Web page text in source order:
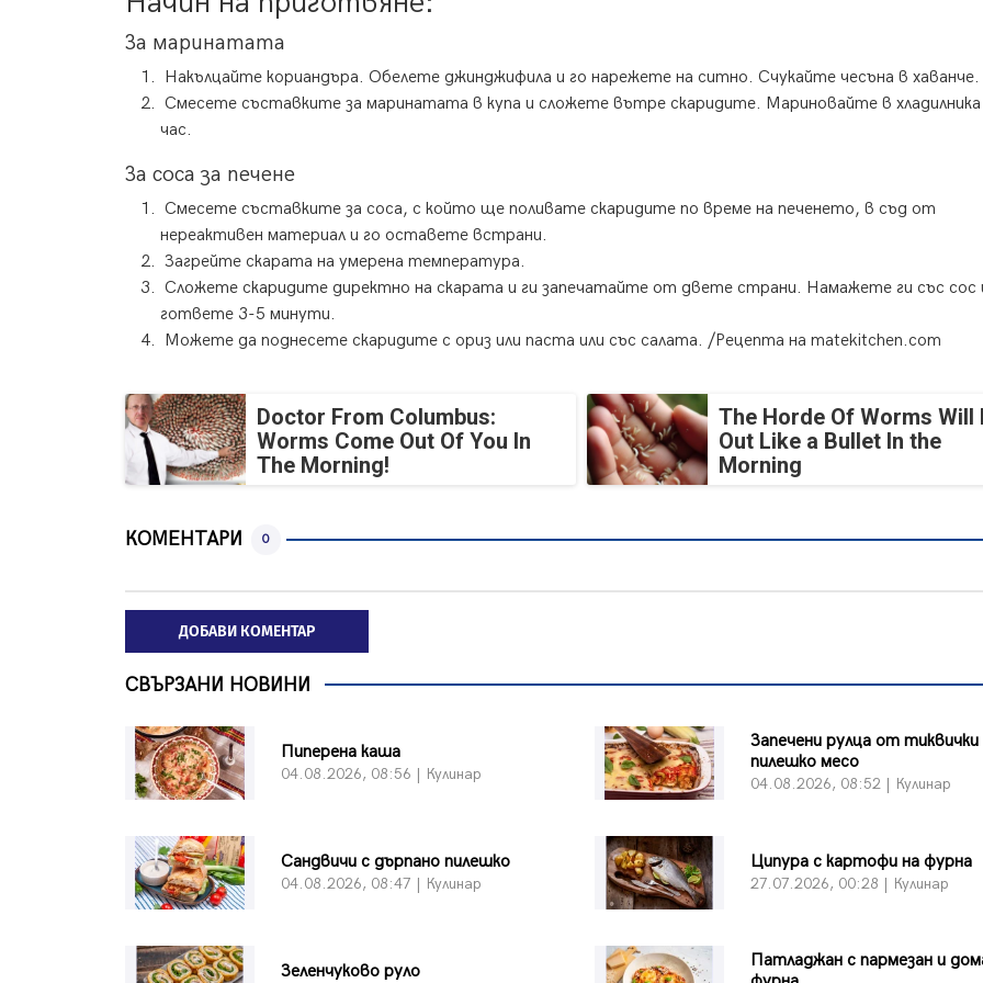
За маринатата
Накълцайте кориандъра. Обелете джинджифила и го нарежете на ситно. Счукайте чесъна в хаванче.
Смесете съставките за маринатата в купа и сложете вътре скаридите. Мариновайте в хладилника
час.
За соса за печене
Смесете съставките за соса, с който ще поливате скаридите по време на печенето, в съд от
нереактивен материал и го оставете встрани.
Загрейте скарата на умерена температура.
Сложете скаридите директно на скарата и ги запечатайте от двете страни. Намажете ги със сос
гответе 3-5 минути.
Можете да поднесете скаридите с ориз или паста или със салата. /Рецепта на matekitchen.com
Doctor From Columbus:
Worms Come Out Of You In
The Morning!
The Horde Of Worms Will
Out Like a Bullet In the
Morning
КОМЕНТАРИ 0
ДОБАВИ КОМЕНТАР
СВЪРЗАНИ НОВИНИ
Пиперена каша
04.08.2026, 08:56 | Кулинар
Запечени рулца от тиквички
пилешко месо
04.08.2026, 08:52 | Кулинар
Сандвичи с дърпано пилешко
04.08.2026, 08:47 | Кулинар
Ципура с картофи на фурна
27.07.2026, 00:28 | Кулинар
Зеленчуково руло
Патладжан с пармезан и